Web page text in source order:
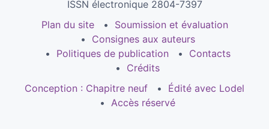
ISSN électronique 2804-7397
Plan du site
Soumission et évaluation
Consignes aux auteurs
Politiques de publication
Contacts
Crédits
Conception : Chapitre neuf
Édité avec Lodel
Accès réservé